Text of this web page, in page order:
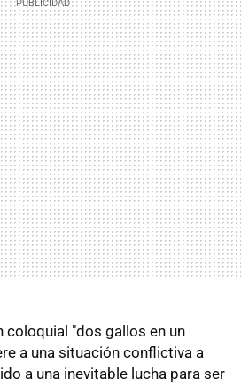
coloquial "dos gallos en un
a una situación conflictiva a
a una inevitable lucha para ser